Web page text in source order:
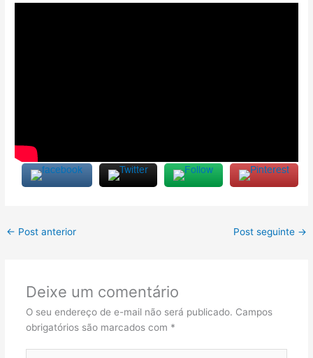
← Post anterior Post seguinte →
Deixe um comentário
O seu endereço de e-mail não será publicado. Campos
obrigatórios são marcados com *